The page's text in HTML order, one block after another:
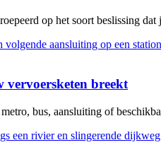
op het soort beslissing
vervoersketen breekt
bus, aansluiting of